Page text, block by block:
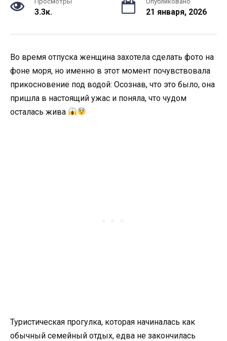
3.3к. 21 января, 2026
Во время отпуска женщина захотела сделать фото на
фоне моря, но именно в этот момент почувствовала
прикосновение под водой: Осознав, что это было, она
пришла в настоящий ужас и поняла, что чудом
осталась жива
Туристическая прогулка, которая начиналась как
обычный семейный отдых, едва не закончилась